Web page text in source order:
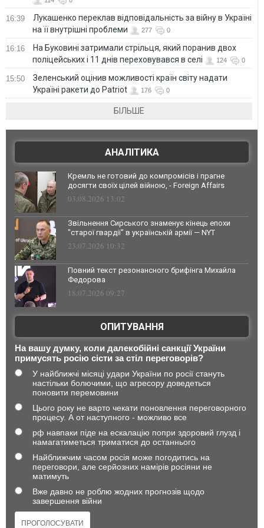
16:39
Лукашенко переклав відповідальність за війну в Україні
на її внутрішні проблеми
277 0
16:16
На Буковині затримали стрільця, який поранив двох
поліцейських і 11 днів переховувався в селі
124 0
15:50
Зеленський оцінив можливості країн світу надати
Україні ракети до Patriot
176 0
БІЛЬШЕ
АНАЛІТИКА
Кремль не готовий до компромісів і прагне
досягти своїх цілей війною, - Foreign Affairs
03.08.2026 13:02
Звільнення Сирського знаменує кінець епохи
"старої гвардії" в українській армії — NYT
23.07.2026 10:32
Повний текст резонансного брифінга Михайла
Федорова
18.07.2026 09:27
ОПИТУВАННЯ
На вашу думку, коли далекобійні санкції України
примусять росію сісти за стіл переговорів?
У найближчі місяці удари України по росії стануть
настільки болючими, що агресору доведеться
поновити перемовини
Цього року не варто чекати поновлення переговорного
процесу. А от наступного - можливо все
рф навпаки піде на ескалацію попри здоровий глузд і
намагатиметься триматися до останнього
Найближчим часом росія може погодитись на
переговори, але серйозних намірів росіяни не
матимуть
Вже давно не роблю жодних прогнозів щодо
завершення війни